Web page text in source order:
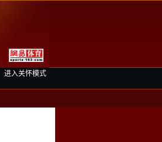
进入关怀模式